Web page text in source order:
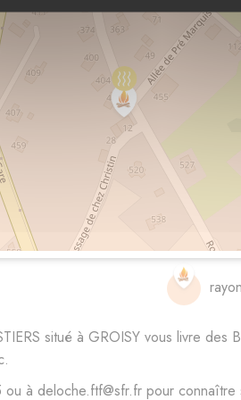
situé à GROISY vous livre
ou à deloche.ftf@sfr.fr pour